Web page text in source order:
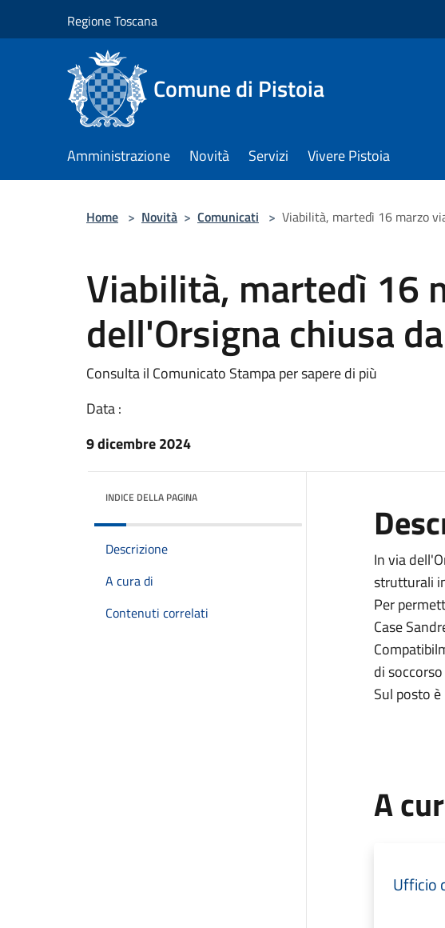
Regione Toscana
Comune di Pistoia
Amministrazione Novità Servizi Vivere Pistoia
Home > Novità > Comunicati > Viabilità, martedì 16 marzo
Viabilità, martedì 16
dell'Orsigna chiusa
Consulta il Comunicato Stampa per sapere di più
Data :
9 dicembre 2024
INDICE DELLA PAGINA
Descrizione
A cura di
Contenuti correlati
In via
strutturali
Per
Case
di
Sul posto
A
Ufficio